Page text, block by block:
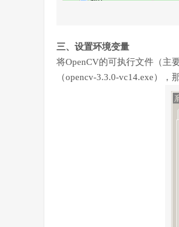
三、设置环境变量
将OpenCV的可执行文件（主
（opencv-3.3.0-vc14.exe），